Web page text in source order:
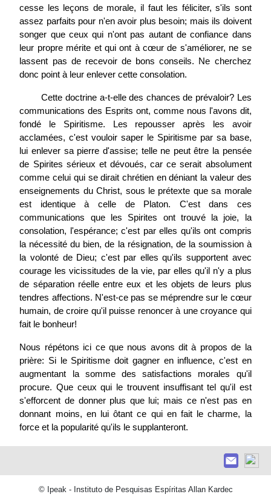
cesse les leçons de morale, il faut les féliciter, s'ils sont
assez parfaits pour n'en avoir plus besoin; mais ils doivent
songer que ceux qui n'ont pas autant de confiance dans
leur propre mérite et qui ont à cœur de s'améliorer, ne se
lassent pas de recevoir de bons conseils. Ne cherchez
donc point à leur enlever cette consolation.
Cette doctrine a-t-elle des chances de prévaloir? Les
communications des Esprits ont, comme nous l'avons dit,
fondé le Spiritisme. Les repousser après les avoir
acclamées, c'est vouloir saper le Spiritisme par sa base,
lui enlever sa pierre d'assise; telle ne peut être la pensée
de Spirites sérieux et dévoués, car ce serait absolument
comme celui qui se dirait chrétien en déniant la valeur des
enseignements du Christ, sous le prétexte que sa morale
est identique à celle de Platon. C'est dans ces
communications que les Spirites ont trouvé la joie, la
consolation, l'espérance; c'est par elles qu'ils ont compris
la nécessité du bien, de la résignation, de la soumission à
la volonté de Dieu; c'est par elles qu'ils supportent avec
courage les vicissitudes de la vie, par elles qu'il n'y a plus
de séparation réelle entre eux et les objets de leurs plus
tendres affections. N'est-ce pas se méprendre sur le cœur
humain, de croire qu'il puisse renoncer à une croyance qui
fait le bonheur!
Nous répétons ici ce que nous avons dit à propos de la
prière: Si le Spiritisme doit gagner en influence, c'est en
augmentant la somme des satisfactions morales qu'il
procure. Que ceux qui le trouvent insuffisant tel qu'il est
s'efforcent de donner plus que lui; mais ce n'est pas en
donnant moins, en lui ôtant ce qui en fait le charme, la
force et la popularité qu'ils le supplanteront.
© Ipeak - Instituto de Pesquisas Espíritas Allan Kardec